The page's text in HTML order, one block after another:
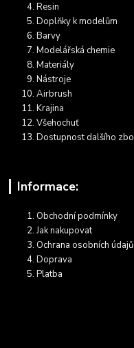
Resin
Doplňky k modelům
Barvy
Modelářská chemie
Materiály
Nástroje
Airbrush
Krajina
Všehochuť
Dostupnost dalšího
Informace:
Obchodní podmínky
Jak nakupovat
Ochrana osobních údajů
Doprava
Platba